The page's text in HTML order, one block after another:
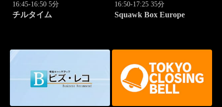
16:45-16:50 5分
チルタイム
16:50-17:25 35分
Squawk Box Europe